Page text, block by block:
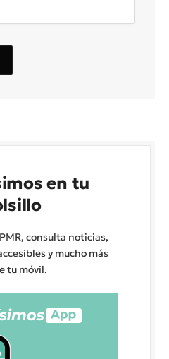
en tu
consulta noticias,
y mucho más
tu móvil.